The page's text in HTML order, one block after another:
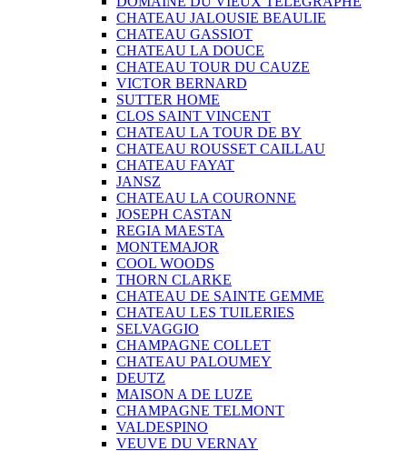
CHATEAU JALOUSIE BEAULIE
CHATEAU GASSIOT
CHATEAU LA DOUCE
CHATEAU TOUR DU CAUZE
VICTOR BERNARD
SUTTER HOME
CLOS SAINT VINCENT
CHATEAU LA TOUR DE BY
CHATEAU ROUSSET CAILLAU
CHATEAU FAYAT
JANSZ
CHATEAU LA COURONNE
JOSEPH CASTAN
REGIA MAESTA
MONTEMAJOR
COOL WOODS
THORN CLARKE
CHATEAU DE SAINTE GEMME
CHATEAU LES TUILERIES
SELVAGGIO
CHAMPAGNE COLLET
CHATEAU PALOUMEY
DEUTZ
MAISON A DE LUZE
CHAMPAGNE TELMONT
VALDESPINO
VEUVE DU VERNAY